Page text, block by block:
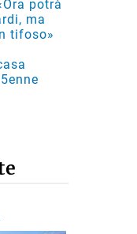
potrà
ma
tifoso»